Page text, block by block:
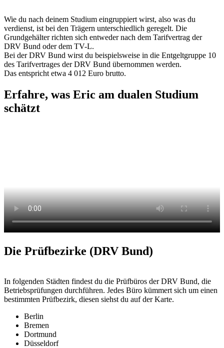
Wie du nach deinem Studium eingruppiert wirst, also was du
verdienst, ist bei den Trägern unterschiedlich geregelt. Die
Grundgehälter richten sich entweder nach dem Tarifvertrag der
DRV Bund oder dem TV-L.
Bei der DRV Bund wirst du beispielsweise in die Entgeltgruppe 10
des Tarifvertrages der DRV Bund übernommen werden.
Das entspricht etwa 4 012 Euro brutto.
Erfahre, was Eric am dualen Studium
schätzt
Die Prüfbezirke (DRV Bund)
In folgenden Städten findest du die Prüfbüros der DRV Bund, die
Betriebsprüfungen durchführen. Jedes Büro kümmert sich um einen
bestimmten Prüfbezirk, diesen siehst du auf der Karte.
Berlin
Bremen
Dortmund
Düsseldorf